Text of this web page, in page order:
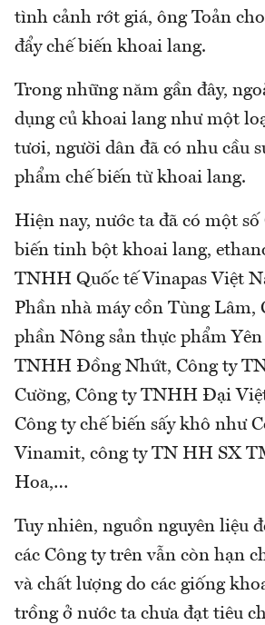
tình cảnh rớt giá, ông Toản
đẩy chế biến khoai lang.
Trong những năm gần đây,
dụng củ khoai lang như một
tươi, người dân đã có nhu cầu
phẩm chế biến từ khoai lang.
Hiện nay, nước ta đã có một số
biến tinh bột khoai lang,
TNHH Quốc tế Vinapas Việt
Phần nhà máy cồn Tùng Lâm,
phần Nông sản thực phẩm
TNHH Đồng Nhứt, Công ty
Cường, Công ty TNHH Đại
Công ty chế biến sấy khô như
Vinamit, công ty TN HH SX
Hoa,…
Tuy nhiên, nguồn nguyên liệu
các Công ty trên vẫn còn hạn
và chất lượng do các giống
trồng ở nước ta chưa đạt tiêu